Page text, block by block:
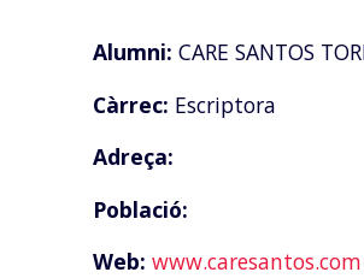
Alumni: CARE SANTOS
Càrrec: Escriptora
Adreça:
Població:
Web: www.caresantos.com